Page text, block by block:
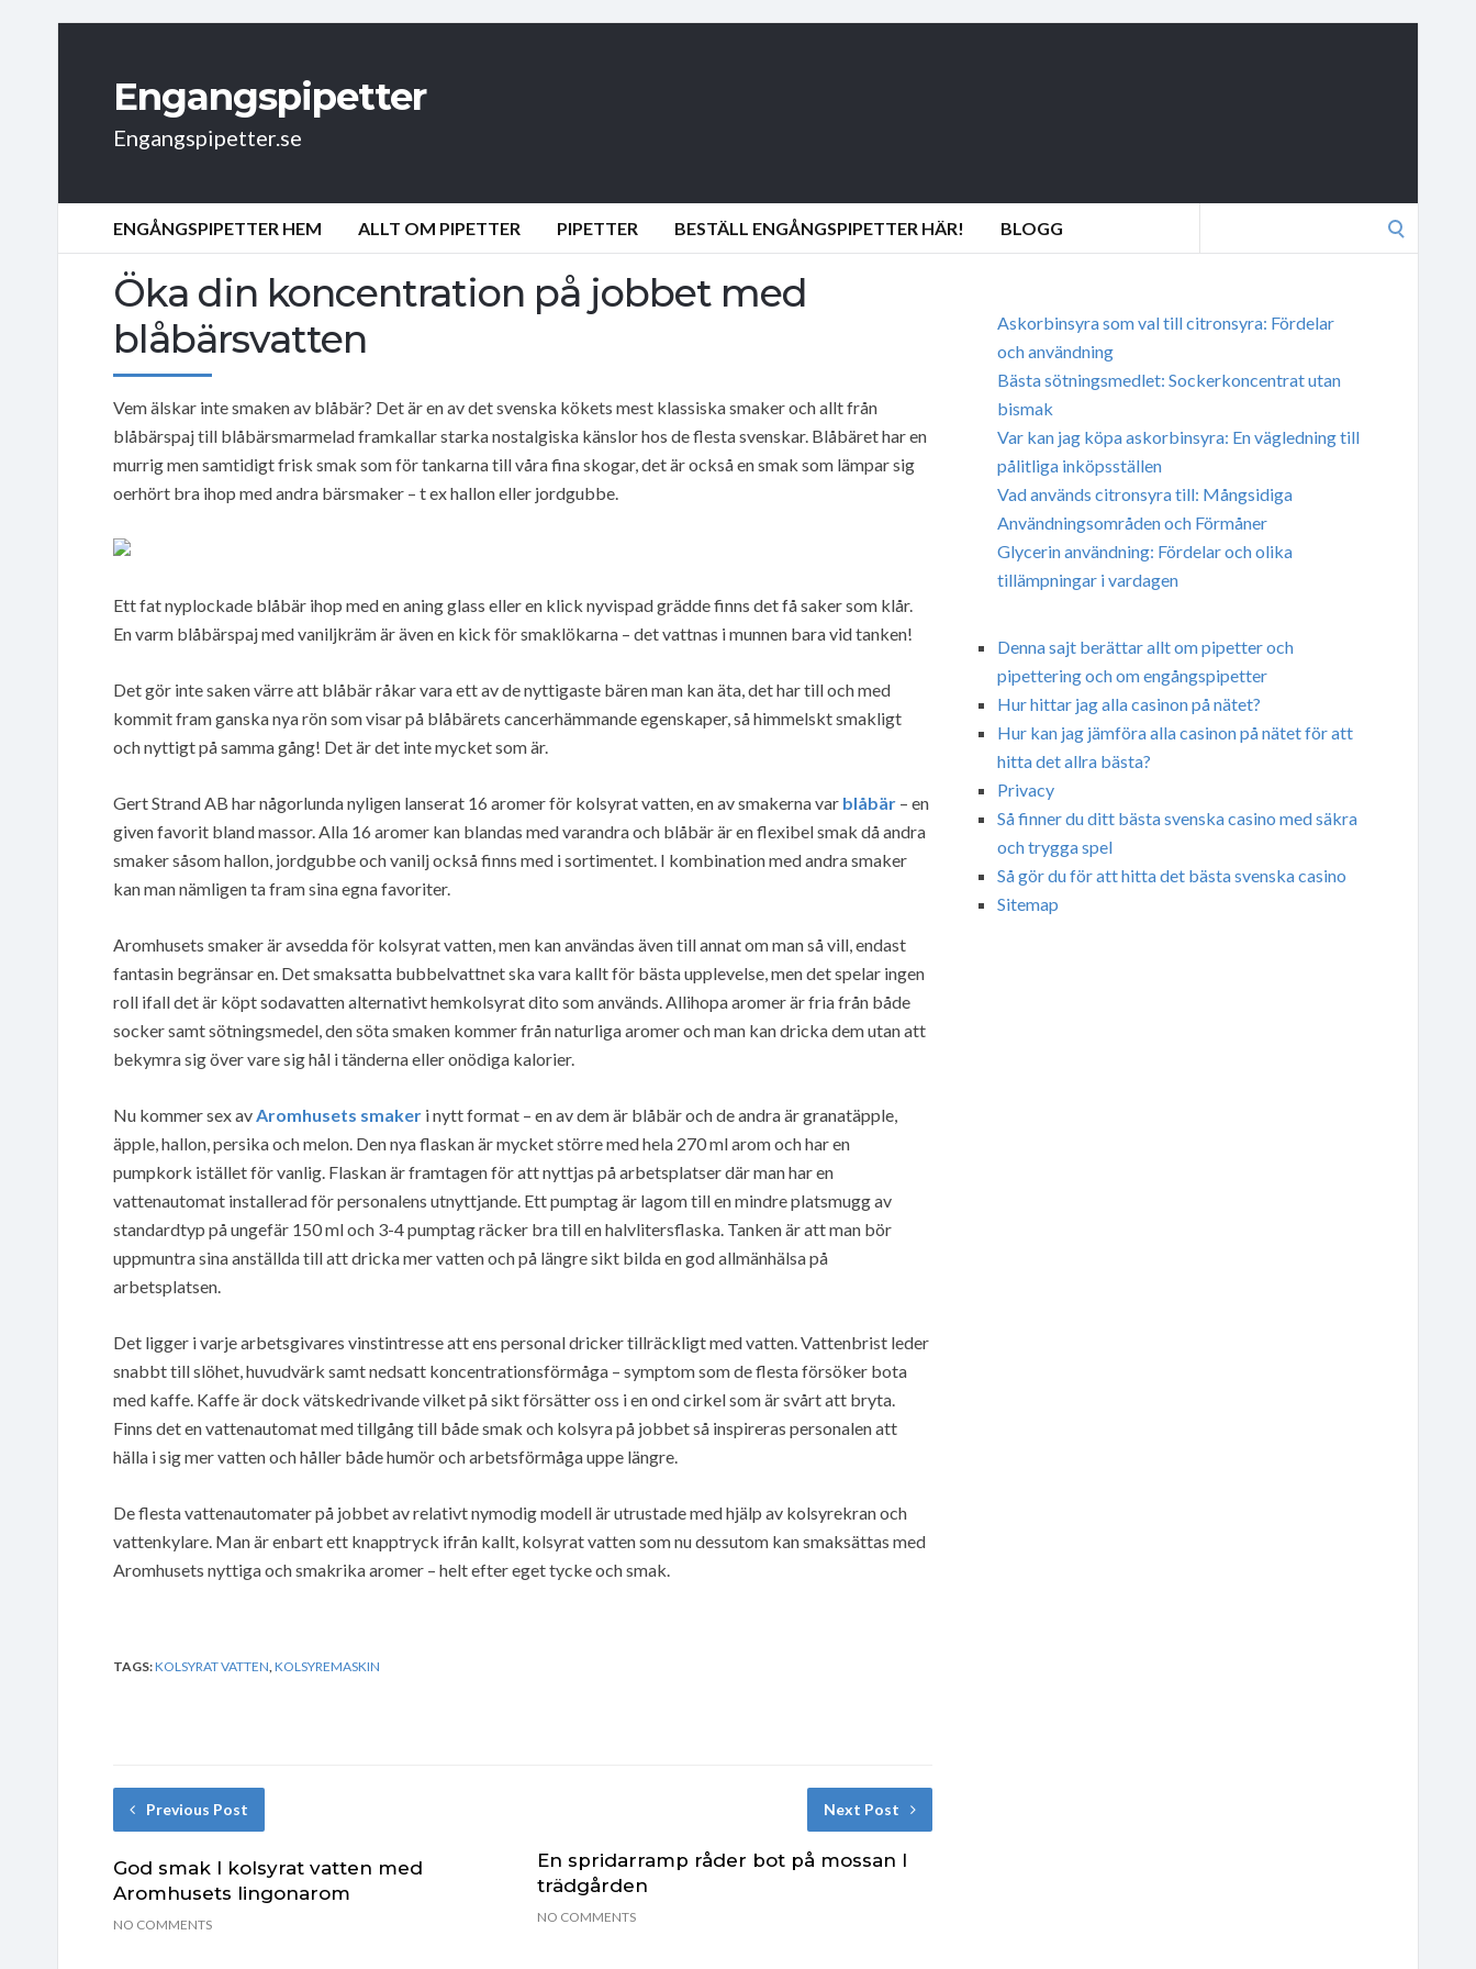
Engangspipetter
Engangspipetter.se
ENGÅNGSPIPETTER HEM ALLT OM PIPETTER PIPETTER BESTÄLL ENGÅNGSPIPETTER HÄR! BLOGG
Öka din koncentration på jobbet med
blåbärsvatten
Vem älskar inte smaken av blåbär? Det är en av det svenska kökets mest klassiska smaker och allt från
blåbärspaj till blåbärsmarmelad framkallar starka nostalgiska känslor hos de flesta svenskar. Blåbäret har en
murrig men samtidigt frisk smak som för tankarna till våra fina skogar, det är också en smak som lämpar sig
oerhört bra ihop med andra bärsmaker – t ex hallon eller jordgubbe.
Ett fat nyplockade blåbär ihop med en aning glass eller en klick nyvispad grädde finns det få saker som klår.
En varm blåbärspaj med vaniljkräm är även en kick för smaklökarna – det vattnas i munnen bara vid tanken!
Det gör inte saken värre att blåbär råkar vara ett av de nyttigaste bären man kan äta, det har till och med
kommit fram ganska nya rön som visar på blåbärets cancerhämmande egenskaper, så himmelskt smakligt
och nyttigt på samma gång! Det är det inte mycket som är.
Gert Strand AB har någorlunda nyligen lanserat 16 aromer för kolsyrat vatten, en av smakerna var blåbär – en
given favorit bland massor. Alla 16 aromer kan blandas med varandra och blåbär är en flexibel smak då andra
smaker såsom hallon, jordgubbe och vanilj också finns med i sortimentet. I kombination med andra smaker
kan man nämligen ta fram sina egna favoriter.
Aromhusets smaker är avsedda för kolsyrat vatten, men kan användas även till annat om man så vill, endast
fantasin begränsar en. Det smaksatta bubbelvattnet ska vara kallt för bästa upplevelse, men det spelar ingen
roll ifall det är köpt sodavatten alternativt hemkolsyrat dito som används. Allihopa aromer är fria från både
socker samt sötningsmedel, den söta smaken kommer från naturliga aromer och man kan dricka dem utan att
bekymra sig över vare sig hål i tänderna eller onödiga kalorier.
Nu kommer sex avAromhusets smaker i nytt format – en av dem är blåbär och de andra är granatäpple,
äpple, hallon, persika och melon. Den nya flaskan är mycket större med hela 270 ml arom och har en
pumpkork istället för vanlig. Flaskan är framtagen för att nyttjas på arbetsplatser där man har en
vattenautomat installerad för personalens utnyttjande. Ett pumptag är lagom till en mindre platsmugg av
standardtyp på ungefär 150 ml och 3-4 pumptag räcker bra till en halvlitersflaska. Tanken är att man bör
uppmuntra sina anställda till att dricka mer vatten och på längre sikt bilda en god allmänhälsa på
arbetsplatsen.
Det ligger i varje arbetsgivares vinstintresse att ens personal dricker tillräckligt med vatten. Vattenbrist leder
snabbt till slöhet, huvudvärk samt nedsatt koncentrationsförmåga – symptom som de flesta försöker bota
med kaffe. Kaffe är dock vätskedrivande vilket på sikt försätter oss i en ond cirkel som är svårt att bryta.
Finns det en vattenautomat med tillgång till både smak och kolsyra på jobbet så inspireras personalen att
hälla i sig mer vatten och håller både humör och arbetsförmåga uppe längre.
De flesta vattenautomater på jobbet av relativt nymodig modell är utrustade med hjälp av kolsyrekran och
vattenkylare. Man är enbart ett knapptryck ifrån kallt, kolsyrat vatten som nu dessutom kan smaksättas med
Aromhusets nyttiga och smakrika aromer – helt efter eget tycke och smak.
TAGS:KOLSYRAT VATTEN KOLSYREMASKIN
Previous Post
God smak I kolsyrat vatten med
Aromhusets lingonarom
NO COMMENTS
Next Post
En spridarramp råder bot på mossan I
trädgården
NO COMMENTS
Askorbinsyra som val till citronsyra: Fördelar
och användning
Bästa sötningsmedlet: Sockerkoncentrat utan
bismak
Var kan jag köpa askorbinsyra: En vägledning till
pålitliga inköpsställen
Vad används citronsyra till: Mångsidiga
Användningsområden och Förmåner
Glycerin användning: Fördelar och olika
tillämpningar i vardagen
Denna sajt berättar allt om pipetter och
pipettering och om engångspipetter
Hur hittar jag alla casinon på nätet?
Hur kan jag jämföra alla casinon på nätet för att
hitta det allra bästa?
Privacy
Så finner du ditt bästa svenska casino med säkra
och trygga spel
Så gör du för att hitta det bästa svenska casino
Sitemap